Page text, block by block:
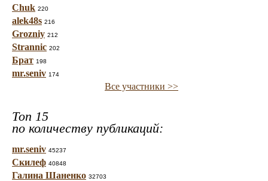
Chuk 220
alek48s 216
Grozniy 212
Strannic 202
Брат 198
mr.seniv 174
Все участники >>
Топ 15
по количеству публикаций:
mr.seniv 45237
Скилеф 40848
Галина Шаненко 32703